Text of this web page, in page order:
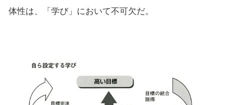
体性は、「学び」において不可欠だ。